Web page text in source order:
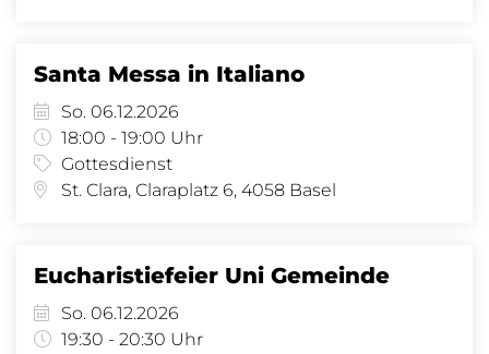
Santa Messa in Italiano
So. 06.12.2026
18:00 - 19:00 Uhr
Gottesdienst
St. Clara, Claraplatz 6, 4058 Basel
Eucharistiefeier Uni Gemeinde
So. 06.12.2026
19:30 - 20:30 Uhr